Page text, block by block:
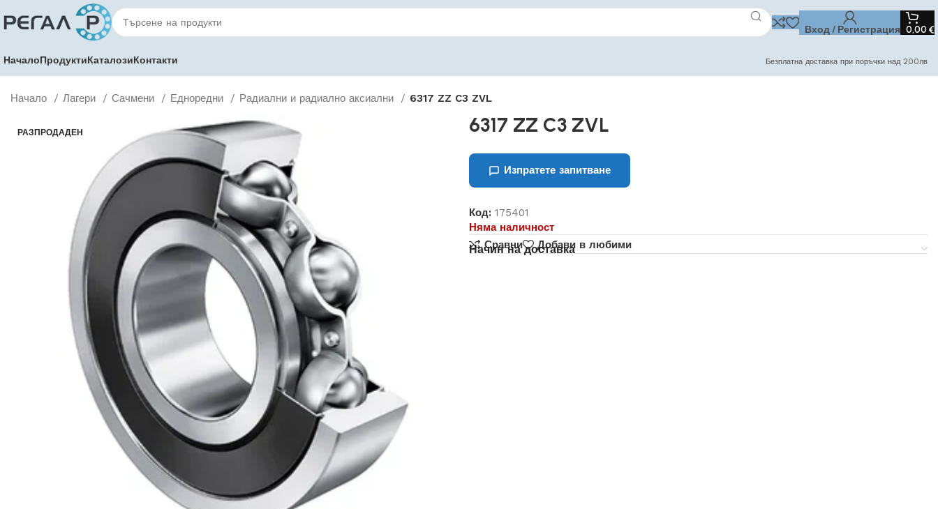
Вход / Регистрация 0,00 €
НачалоПродуктиКаталозиКонтакти Безплатна доставка при поръчки над 200лв
Начало Лагери Сачмени Едноредни Радиални и радиално аксиални 6317 ZZ C3 ZVL
РАЗПРОДАДЕН 6317 ZZ C3 ZVL
Изпратете запитване
Код: 175401
Няма наличност
Сравни
Добави в любими
Начин на доставка